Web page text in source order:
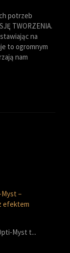
potrzeb
TWORZENIA.
na
to ogromnym
nam
–
efektem
Myst t...